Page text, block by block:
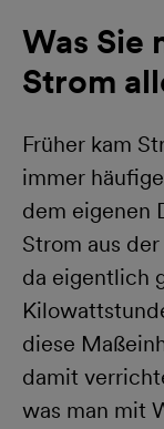
Was Sie
Strom
Früher kam
immer
dem eigenen
Strom aus
da eigentlich
diese
damit
was man mit